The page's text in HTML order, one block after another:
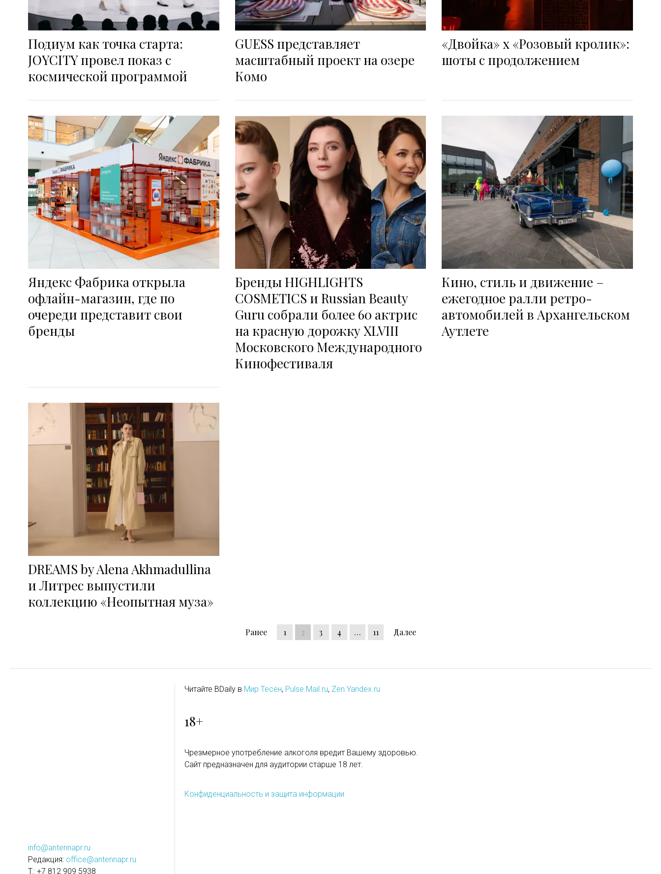
Подиум как точка старта:
JOYCITY провел показ с
космической программой
GUESS представляет
масштабный проект на озере
Комо
«Двойка» x «Розовый кролик»:
шоты с продолжением
Яндекс Фабрика открыла
офлайн-магазин, где по
очереди представит свои
бренды
Бренды HIGHLIGHTS
COSMETICS и Russian Beauty
Guru собрали более 60 актрис
на красную дорожку XLVIII
Московского Международного
Кинофестиваля
Кино, стиль и движение –
ежегодное ралли ретро-
автомобилей в Архангельском
Аутлете
DREAMS by Alena Akhmadullina
и Литрес выпустили
коллекцию «Неопытная муза»
Ранее 1 2 3 4 … 11 Далее
info@antennapr.ru
Редакция: office@antennapr.ru
T.: +7 812 909 5938
Читайте BDaily в Мир Тесен, Pulse.Mail.ru, Zen.Yandex.ru
18+
Чрезмерное употребление алкоголя вредит Вашему здоровью.
Сайт предназначен для аудитории старше 18 лет.
Конфиденциальность и защита информации